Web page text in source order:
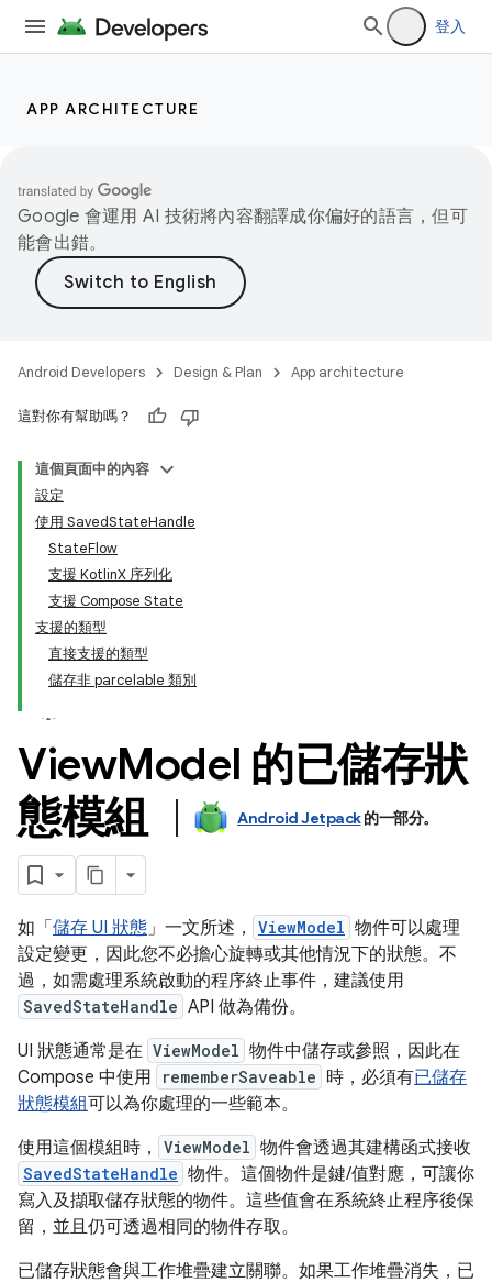
登入
APP ARCHITECTURE
Google 會運用 AI 技術將內容翻譯成你偏好的語言，但可
能會出錯。
Android Developers Design & Plan App architecture
這對你有幫助嗎？
這個頁面中的內容
設定
使用 SavedStateHandle
StateFlow
支援 KotlinX 序列化
支援 Compose State
支援的類型
直接支援的類型
儲存非 parcelable 類別
ViewModel 的已儲存狀
態模組
Android Jetpack的一部分。
如「 儲存 UI 狀態」一文所述， ViewModel 物件可以處理
設定變更，因此您不必擔心旋轉或其他情況下的狀態。不
過，如需處理系統啟動的程序終止事件，建議使用
SavedStateHandle API 做為備份。
UI 狀態通常是在 ViewModel 物件中儲存或參照，因此在
Compose 中使用
rememberSaveable 時，必須有已儲存
狀態模組可以為你處理的一些範本。
使用這個模組時，
ViewModel 物件會透過其建構函式接收
SavedStateHandle 物件。這個物件是鍵/值對應，可讓你
寫入及擷取儲存狀態的物件。這些值會在系統終止程序後保
留，並且仍可透過相同的物件存取。
已儲存狀態會與工作堆疊建立關聯。如果工作堆疊消失，已